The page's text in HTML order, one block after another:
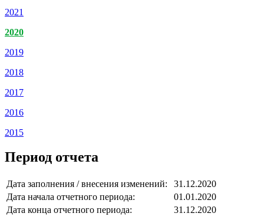
2021
2020
2019
2018
2017
2016
2015
Период отчета
Дата заполнения / внесения изменений:
31.12.2020
Дата начала отчетного периода:
01.01.2020
Дата конца отчетного периода:
31.12.2020